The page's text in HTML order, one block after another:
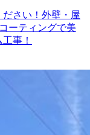
ださい！外壁・屋
ーティングで美
事！